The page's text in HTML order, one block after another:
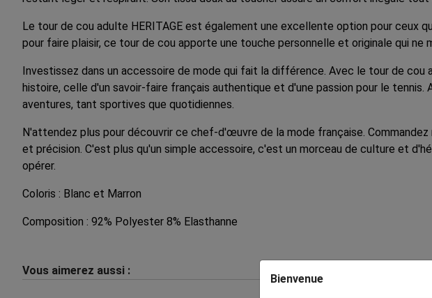
Le tour de cou adulte HERITAGE est également une excellente option pour ceux
pour faire plaisir, ce tour de cou apporte une touche personnelle et originale qui ne
Investissez dans un accessoire de mode qui fait la différence. Avec le tour de cou
histoire, celle d'un savoir-faire français authentique et d'une passion pour le
aventures, tant sportives que quotidiennes.
N'attendez plus pour découvrir ce chef-d'œuvre de la mode française.
et précision. C'est plus qu'un simple accessoire, c'est un morceau de culture et
opérer.
Coloris : Blanc et Marron
Composition : 92% Polyester 8% Elasthanne
Vous aimerez aussi :
Bienvenue